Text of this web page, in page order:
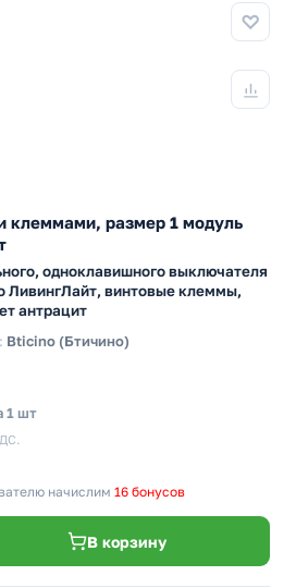
клеммами, размер 1 модуль
одноклавишного выключателя
ЛивингЛайт, винтовые клеммы,
антрацит
Bticino (Бтичино)
1 шт
начислим 16 бонусов
В корзину